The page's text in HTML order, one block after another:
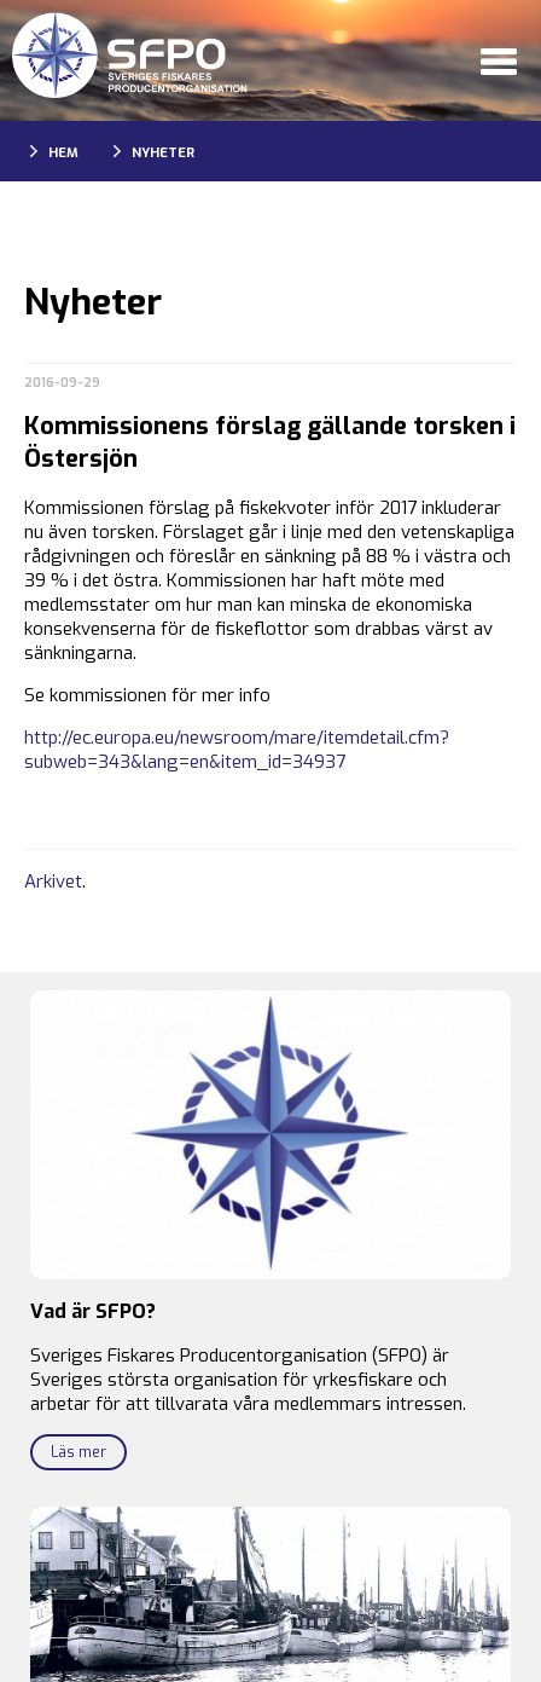
HEM NYHETER
Nyheter
2016-09-29
Kommissionens förslag gällande torsken i
Östersjön
Kommissionen förslag på fiskekvoter inför 2017 inkluderar
nu även torsken. Förslaget går i linje med den vetenskapliga
rådgivningen och föreslår en sänkning på 88 % i västra och
39 % i det östra. Kommissionen har haft möte med
medlemsstater om hur man kan minska de ekonomiska
konsekvenserna för de fiskeflottor som drabbas värst av
sänkningarna.
Se kommissionen för mer info
http://ec.europa.eu/newsroom/mare/itemdetail.cfm?
subweb=343&lang=en&item_id=34937
Arkivet.
Vad är SFPO?
Sveriges Fiskares Producentorganisation (SFPO) är
Sveriges största organisation för yrkesfiskare och
arbetar för att tillvarata våra medlemmars intressen.
Läs mer